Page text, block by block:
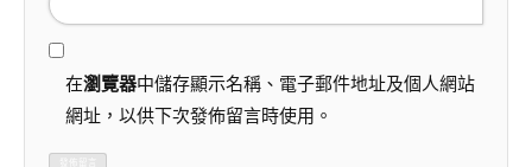
在瀏覽器中儲存顯示名稱、電子郵件地址及個人網站
網址，以供下次發佈留言時使用。